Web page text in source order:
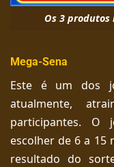
Os 3 produtos
Mega-Sena
Este é um dos
atualmente,
participantes. O
escolher de 6 a 15
resultado do